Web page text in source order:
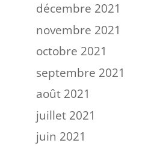
décembre 2021
novembre 2021
octobre 2021
septembre 2021
août 2021
juillet 2021
juin 2021